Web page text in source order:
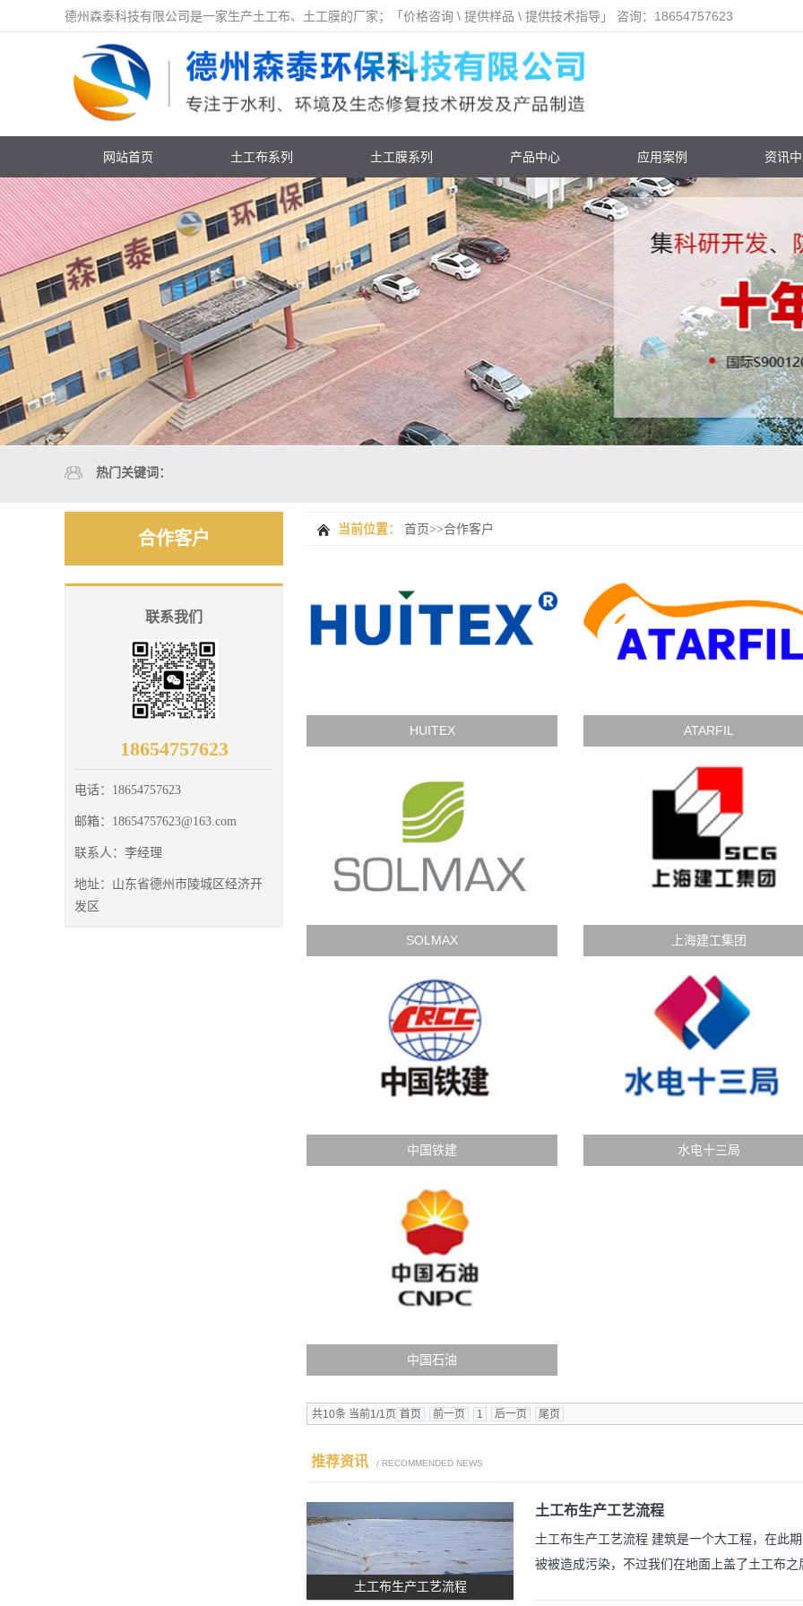
德州森泰科技有限公司是一家生产土工布、土工膜的厂家；「价格咨询 \ 提供样品 \ 提供技术指导」 咨询：18654757623
网站首页 土工布系列 土工膜系列 产品中心 应用案例 资讯
热门关键词：
合作客户
联系我们
18654757623
电话： 18654757623
邮箱： 18654757623@163.com
联系人： 李经理
地址： 山东省德州市陵城区经济开
发区
当前位置： 首页>>合作客户
HUITEX ATARFIL
SOLMAX 上海建工集团
中国铁建 水电十三局
中国石油
共10条 当前1/1页 首页 前一页 1 后一页 尾页
推荐资讯 / RECOMMENDED NEWS
土工布生产工艺流程
土工布生产工艺流程
土工布生产工艺流程 建筑是一个大工程，在此
被被造成污染，不过我们在地面上盖了土工布